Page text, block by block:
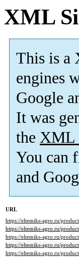
XML
This is a
engines
Google
It was
the XML
You can
and
URL
https://eltemiks-agro.ru/
https://eltemiks-agro.ru/
https://eltemiks-agro.ru/
https://eltemiks-agro.ru/
https://eltemiks-agro.ru/